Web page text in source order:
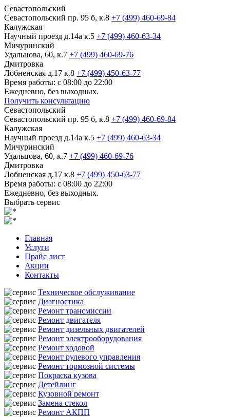
Севастопольский
Севастопольский пр. 95 б, к.8 +7 (499) 460-69-84
Калужская
Научный проезд д.14а к.5 +7 (499) 460-63-34
Мичуринский
Удальцова, 60, к.7 +7 (499) 460-69-76
Дмитровка
Лобненская д.17 к.8 +7 (499) 450-63-77
Время работы: с 08:00 до 22:00
Ежедневно, без выходных.
Получить консультацию
Севастопольский
Севастопольский пр. 95 б, к.8 +7 (499) 460-69-84
Калужская
Научный проезд д.14а к.5 +7 (499) 460-63-34
Мичуринский
Удальцова, 60, к.7 +7 (499) 460-69-76
Дмитровка
Лобненская д.17 к.8 +7 (499) 450-63-77
Время работы: с 08:00 до 22:00
Ежедневно, без выходных.
Выбрать сервис
Главная
Услуги
Прайс лист
Акции
Контакты
Техническое обслуживание
Диагностика
Ремонт трансмиссии
Ремонт двигателя
Ремонт дизельных двигателей
Ремонт электрооборудования
Ремонт ходовой
Ремонт рулевого управления
Ремонт тормозной системы
Покраска кузова
Детейлинг
Кузовной ремонт
Замена стекол
Ремонт АКПП